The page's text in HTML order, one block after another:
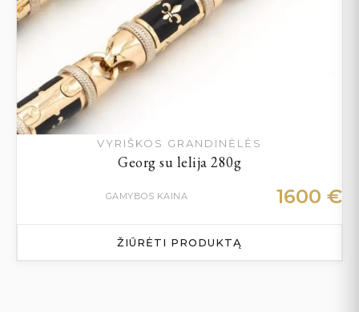
VYRIŠKOS GRANDINĖLĖS
Georg su lelija 280g
GAMYBOS KAINA 1600 €
ŽIŪRĖTI PRODUKTĄ